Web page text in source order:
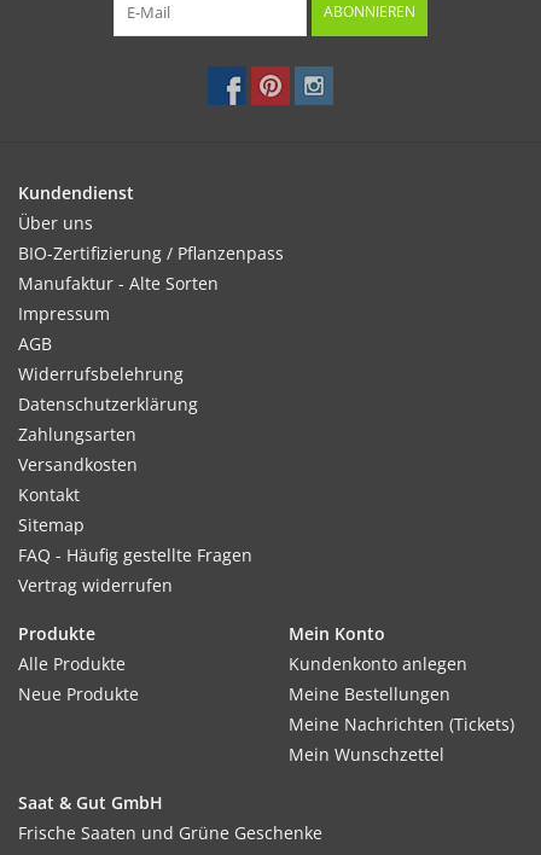
ABONNIEREN
Kundendienst
Über uns
BIO-Zertifizierung / Pflanzenpass
Manufaktur - Alte Sorten
Impressum
AGB
Widerrufsbelehrung
Datenschutzerklärung
Zahlungsarten
Versandkosten
Kontakt
Sitemap
FAQ - Häufig gestellte Fragen
Vertrag widerrufen
Produkte
Alle Produkte
Neue Produkte
Mein Konto
Kundenkonto anlegen
Meine Bestellungen
Meine Nachrichten (Tickets)
Mein Wunschzettel
Saat & Gut GmbH
Frische Saaten und Grüne Geschenke